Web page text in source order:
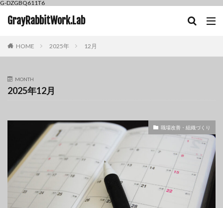
G-DZGBQ611T6
GrayRabbitWork.Lab
HOME 2025年 12月
MONTH
2025年12月
職場改善・組織づくり